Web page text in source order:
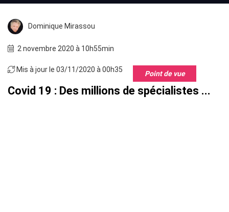
Dominique Mirassou
2 novembre 2020 à 10h55min
Mis à jour le 03/11/2020 à 00h35 Point de vue
Covid 19 : Des millions de spécialistes ...